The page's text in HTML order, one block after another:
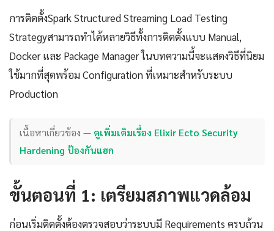
การติดตั้งSpark Structured Streaming Load Testing
Strategyสามารถทำได้หลายวิธีทั้งการติดตั้งแบบ Manual,
Docker และ Package Manager ในบทความนี้จะแสดงวิธีที่นิยม
ใช้มากที่สุดพร้อม Configuration ที่เหมาะสำหรับระบบ
Production
เนื้อหาเกี่ยวข้อง — ดูเพิ่มเติมเรื่อง Elixir Ecto Security
Hardening ป้องกันแฮก
ขั้นตอนที่ 1: เตรียมสภาพแวดล้อม
ก่อนเริ่มติดตั้งต้องตรวจสอบว่าระบบมี Requirements ครบถ้วน